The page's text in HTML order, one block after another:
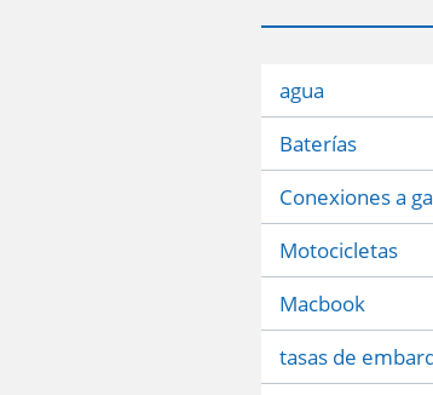
agua
Baterías
Conexiones a
Motocicletas
Macbook
tasas de